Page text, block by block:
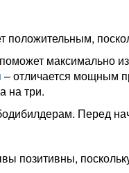
положительным,
максимально
– отличается мощным
на три.
Перед
позитивны,